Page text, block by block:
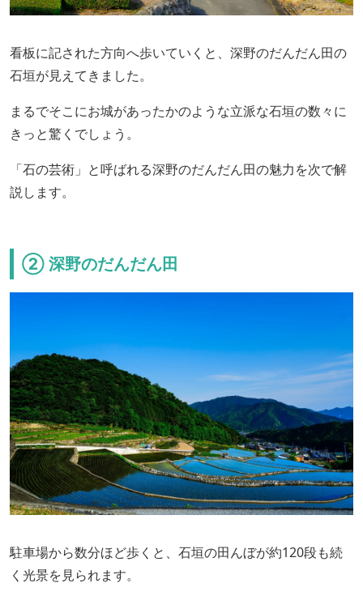
看板に記された方向へ歩いていくと、深野のだんだん田の
石垣が見えてきました。
まるでそこにお城があったかのような立派な石垣の数々に
きっと驚くでしょう。
「石の芸術」と呼ばれる深野のだんだん田の魅力を次で解
説します。
② 深野のだんだん田
駐車場から数分ほど歩くと、石垣の田んぼが約120段も続
く光景を見られます。